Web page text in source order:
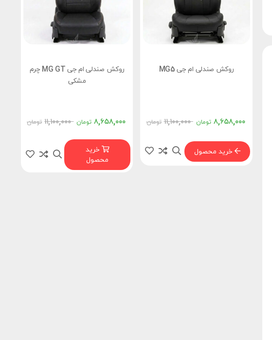
روکش صندلی ام جی MG5
۱۱,۱۰۰,۰۰۰ تومان ۸,۶۵۸,۰۰۰ تومان
خرید محصول
روکش صندلی ام جی MG GT چرم
مشکی
۱۱,۱۰۰,۰۰۰ تومان ۸,۶۵۸,۰۰۰ تومان
خرید
محصول